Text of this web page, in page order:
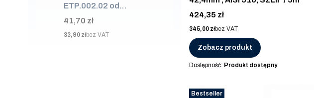
ETP.002.02 od
ściany 50mm, AISI
304, SUROWA
Cena
41,70 zł
Cena
33,90 złbez VAT
Cena
424,35 zł
Cena
345,00 złbez VAT
Zobacz produkt
Dostępność: Produkt dostępny
Bestseller